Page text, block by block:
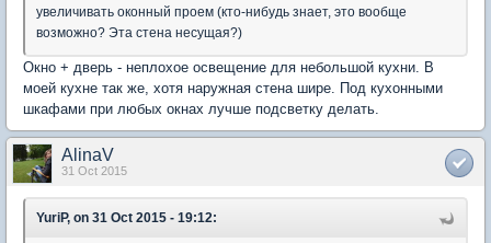
увеличивать оконный проем (кто-нибудь знает, это вообще
возможно? Эта стена несущая?)
Окно + дверь - неплохое освещение для небольшой кухни. В
моей кухне так же, хотя наружная стена шире. Под кухонными
шкафами при любых окнах лучше подсветку делать.
AlinaV
31 Oct 2015
YuriP, on 31 Oct 2015 - 19:12: